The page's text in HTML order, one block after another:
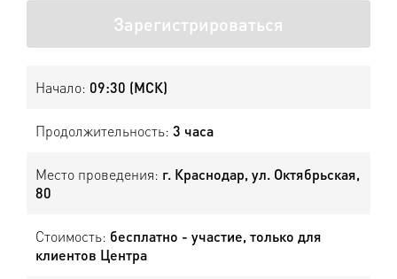
Зарегистрироваться
Начало: 09:30 (МСК)
Продолжительность: 3 часа
Место проведения: г. Краснодар, ул. Октябрьская,
80
Стоимость: бесплатно - участие, только для
клиентов Центра